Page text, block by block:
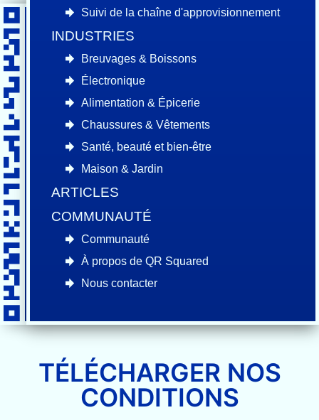
Suivi de la chaîne d'approvisionnement
INDUSTRIES
Breuvages & Boissons
Électronique
Alimentation & Épicerie
Chaussures & Vêtements
Santé, beauté et bien-être
Maison & Jardin
ARTICLES
COMMUNAUTÉ
Communauté
À propos de QR Squared
Nous contacter
Nos conditions de service
sont toujours rédigées en
Veuillez lire nos conditions
pour comprendre notre accord
de travail.
Si vous avez des questions,
nous sommes là pour vous
aider.
TÉLÉCHARGER NOS
CONDITIONS